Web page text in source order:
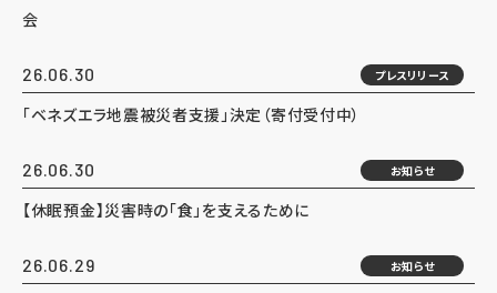
会
26.06.30 プレスリリース
「ベネズエラ地震被災者支援」決定（寄付受付中）
26.06.30 お知らせ
【休眠預金】災害時の「食」を支えるために
26.06.29 お知らせ